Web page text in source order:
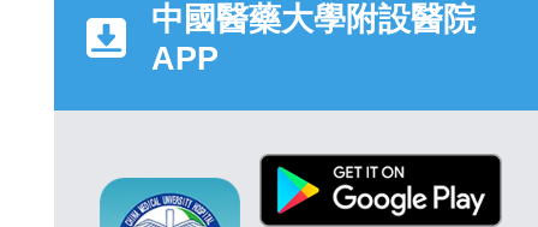
中國醫藥大學附設醫院
APP